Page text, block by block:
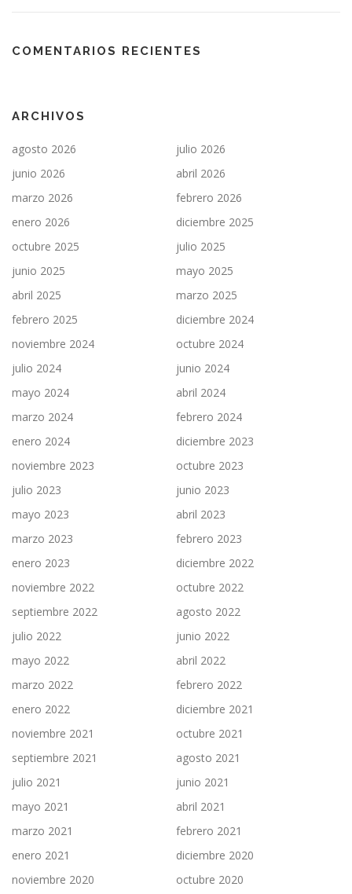
COMENTARIOS RECIENTES
ARCHIVOS
agosto 2026
julio 2026
junio 2026
abril 2026
marzo 2026
febrero 2026
enero 2026
diciembre 2025
octubre 2025
julio 2025
junio 2025
mayo 2025
abril 2025
marzo 2025
febrero 2025
diciembre 2024
noviembre 2024
octubre 2024
julio 2024
junio 2024
mayo 2024
abril 2024
marzo 2024
febrero 2024
enero 2024
diciembre 2023
noviembre 2023
octubre 2023
julio 2023
junio 2023
mayo 2023
abril 2023
marzo 2023
febrero 2023
enero 2023
diciembre 2022
noviembre 2022
octubre 2022
septiembre 2022
agosto 2022
julio 2022
junio 2022
mayo 2022
abril 2022
marzo 2022
febrero 2022
enero 2022
diciembre 2021
noviembre 2021
octubre 2021
septiembre 2021
agosto 2021
julio 2021
junio 2021
mayo 2021
abril 2021
marzo 2021
febrero 2021
enero 2021
diciembre 2020
noviembre 2020
octubre 2020